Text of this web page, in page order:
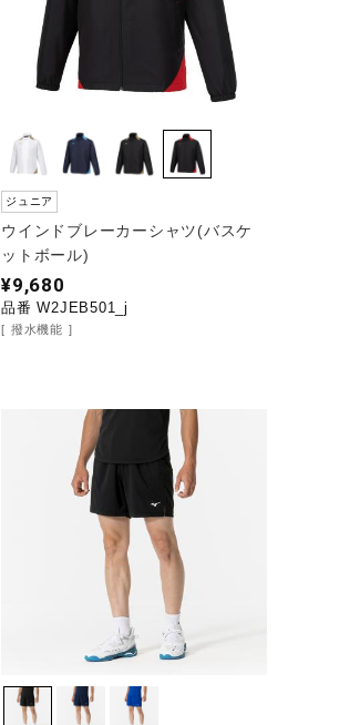
ジュニア
ウインドブレーカーシャツ(バスケ
ットボール)
¥9,680
品番 W2JEB501_j
撥水機能